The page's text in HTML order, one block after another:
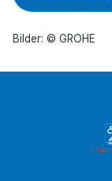
Bilder: © GROHE